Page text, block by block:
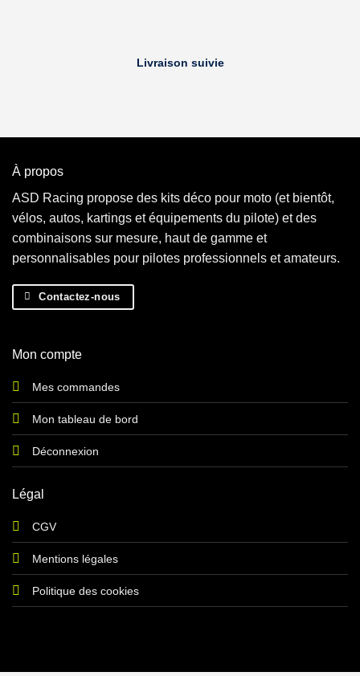
Livraison suivie
À propos
ASD Racing propose des kits déco pour moto (et bientôt,
vélos, autos, kartings et équipements du pilote) et des
combinaisons sur mesure, haut de gamme et
personnalisables pour pilotes professionnels et amateurs.
Contactez-nous
Mon compte
Mes commandes
Mon tableau de bord
Déconnexion
Légal
CGV
Mentions légales
Politique des cookies